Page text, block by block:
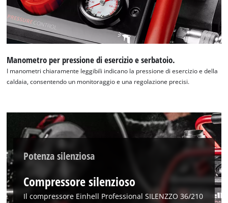
Manometro per pressione di esercizio e serbatoio.
I manometri chiaramente leggibili indicano la pressione di esercizio e della
caldaia, consentendo un monitoraggio e una regolazione precisi.
Potenza silenziosa
Compressore silenzioso
Il compressore Einhell Professional SILENZZO 36/210